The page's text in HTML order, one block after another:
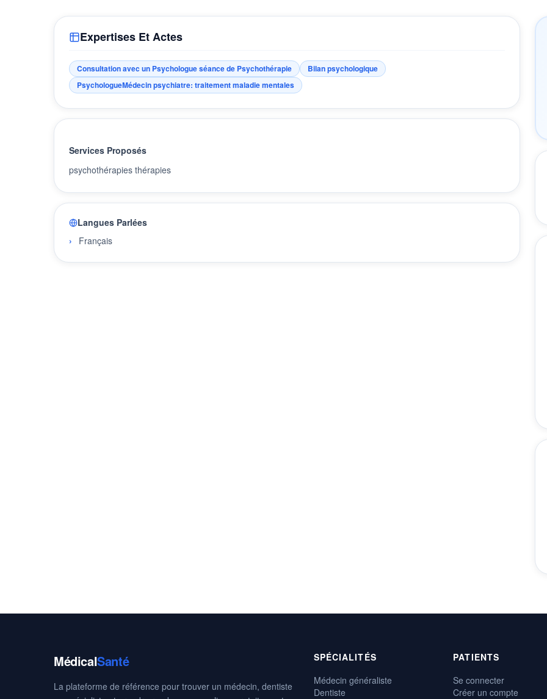
Expertises Et Actes
Consultation avec un Psychologue séance de Psychothérapie
Bilan psychologique
PsychologueMédecin psychiatre: traitement maladie mentales
Services Proposés
psychothérapies thérapies
Langues Parlées
Français
MédicalSanté
La plateforme de référence pour trouver un médecin, dentiste
SPÉCIALITÉS
Médecin généraliste
Dentiste
PATIENTS
Se connecter
Créer un compte